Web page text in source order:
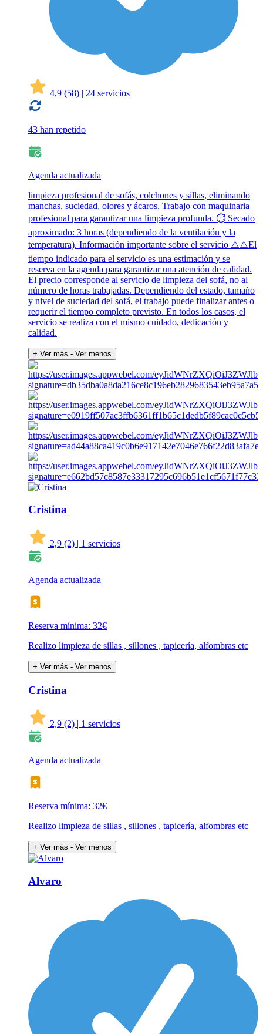
4,9 (58) | 24 servicios
43 han repetido
Agenda actualizada
limpieza profesional de sofás, colchones y sillas, eliminando
manchas, suciedad, olores y ácaros. Trabajo con maquinaria
profesional para garantizar una limpieza profunda. ⏱️ Secado
aproximado: 3 horas (dependiendo de la ventilación y la
temperatura). Información importante sobre el servicio ⚠️⚠️El
tiempo indicado para el servicio es una estimación y se
reserva en la agenda para garantizar una atención de calidad.
El precio corresponde al servicio de limpieza del sofá, no al
número de horas trabajadas. Dependiendo del estado, tamaño
y nivel de suciedad del sofá, el trabajo puede finalizar antes o
requerir el tiempo completo previsto. En todos los casos, el
servicio se realiza con el mismo cuidado, dedicación y
calidad.
+ Ver más - Ver menos
Cristina
2,9 (2) | 1 servicios
Agenda actualizada
Reserva mínima: 32€
Realizo limpieza de sillas , sillones , tapicería, alfombras etc
+ Ver más - Ver menos
Cristina
2,9 (2) | 1 servicios
Agenda actualizada
Reserva mínima: 32€
Realizo limpieza de sillas , sillones , tapicería, alfombras etc
+ Ver más - Ver menos
Alvaro